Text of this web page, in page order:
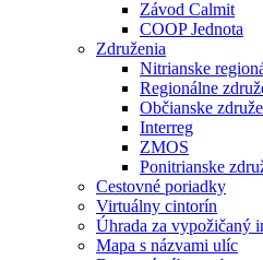
Závod Calmit
COOP Jednota
Združenia
Nitrianske
Regionálne
Občianske
Interreg
ZMOS
Ponitrianske
Cestovné poriadky
Virtuálny cintorín
Úhrada za vypožičaný
Mapa s názvami ulíc